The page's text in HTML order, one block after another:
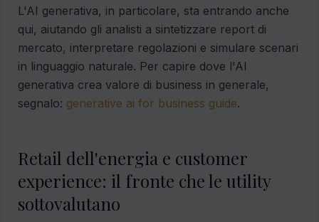
L'AI generativa, in particolare, sta entrando anche
qui, aiutando gli analisti a sintetizzare report di
mercato, interpretare regolazioni e simulare scenari
in linguaggio naturale. Per capire dove l'AI
generativa crea valore di business in generale,
segnalo: generative ai for business guide.
Retail dell'energia e customer
experience: il fronte che le utility
sottovalutano